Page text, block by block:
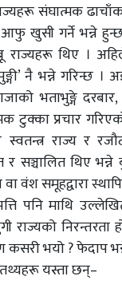
संघात्मक
खुसी गर्ने भन्ने
राज्यहरू थिए ।
नै भन्ने गरिन्छ
भताभुङ्गे
टुक्का प्रचार
स्वतन्त्र राज्य र
र सञ्चालित थिए
वंश समूहद्वारा
पनि माथि
निरन्तरता
कसरी भयो ? फेदाप
तथ्यहरू यस्ता छन्–